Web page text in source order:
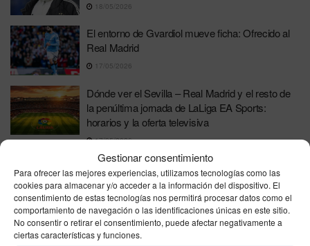
Gestionar consentimiento
Para ofrecer las mejores experiencias, utilizamos tecnologías como las
cookies para almacenar y/o acceder a la información del dispositivo. El
consentimiento de estas tecnologías nos permitirá procesar datos como el
comportamiento de navegación o las identificaciones únicas en este sitio.
No consentir o retirar el consentimiento, puede afectar negativamente a
ciertas características y funciones.
18/05/2026
El entorno de Gvardiol mueve ficha: Ofrecido al
Real Madrid
17/05/2026
Dónde ver el Sevilla – Real Madrid y el resto de
la penúltima jornada de LaLiga EA Sports:
horarios y la oferta televisiva
17/05/2026
Militao desmiente en un comunicado la
contratación de mujeres de compañía junto a
Vinicius
16/05/2026
Mourinho revela una oferta de renovación del